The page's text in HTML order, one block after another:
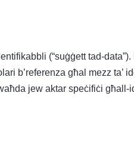
(“suġġett tad-
b’referenza għal mezz ta’
jew aktar speċifiċi